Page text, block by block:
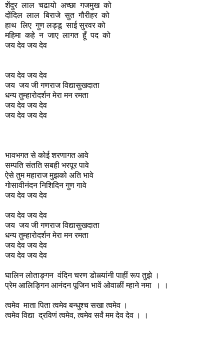
शेंदुर लाल चढायो अच्छा गजमुख को
दोंदिल लाल बिराजे सुत गौरीहर को
हाथ लिए गुण लड्डू साई सुरवर को
महिमा कहे न जाए लागत हूँ पद को
जय देव जय देव
जय देव जय देव
जय जय जी गणराज विद्यासुखदाता
धन्य तुम्हारोदर्शन मेरा मन रमता
जय देव जय देव
जय देव जय देव
भावभगत से कोई शरणागत आवे
सम्पति संतति सबही भरपूर पावे
ऐसे तुम महाराज मुझको अति भावे
गोसावीनंदन निशिदिन गुण गावे
जय देव जय देव
जय देव जय देव
जय जय जी गणराज विद्यासुखदाता
धन्य तुम्हारोदर्शन मेरा मन रमता
जय देव जय देव
जय देव जय देव
घालिन लोताङ्गन वंदिन चरण डोळ्यांनी पाहीं रूप तुझे ।
प्रेम आलिङ्गिन आनंदन पूजिन भावें ओवाळीं म्हाने नमा । ।
त्वमेव माता पिता त्वमेव बन्धुश्च सखा त्वमेव ।
त्वमेव विद्या द्रविणं त्वमेव, त्वमेव सर्वं मम देव देव । ।